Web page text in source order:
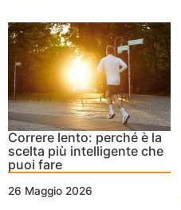
Correre lento: perché è la
scelta più intelligente che
puoi fare
26 Maggio 2026